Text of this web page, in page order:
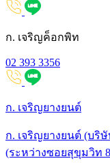
ก. เจริญค็อกพิท
02 393 3356
ก. เจริญยางยนต์
ก. เจริญยางยนต์ (บริ
(ระหว่างซอยสุขุมวิท